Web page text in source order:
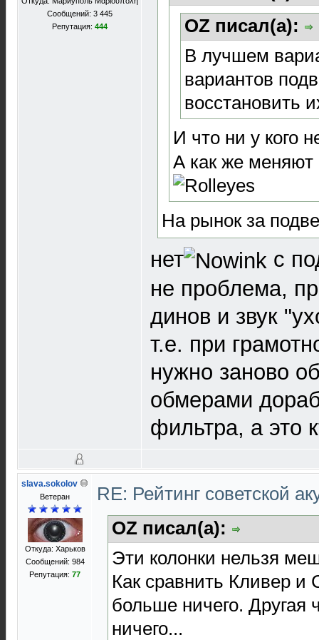
Сообщений: 3 445
Репутация: 444
OZ писал(а):
В лучшем
вариантов
восстановить
И что ни у кого
А как же меняют
На рынок за
нет
с
не проблема,
динов и звук
т.е. при
нужно заново
обмерами
фильтра, а это
slava.sokolov
Ветеран
Откуда: Харьков
Сообщений: 984
Репутация: 77
RE: Рейтинг советской
OZ писал(а):
Эти колонки нельзя
Как сравнить Кливер
больше ничего.
ничего...